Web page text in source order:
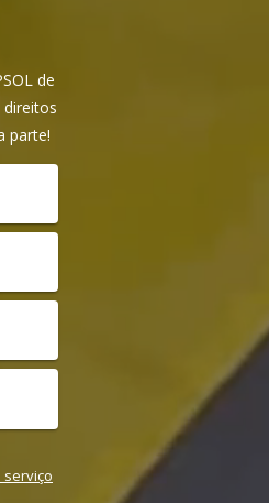
de
parte!